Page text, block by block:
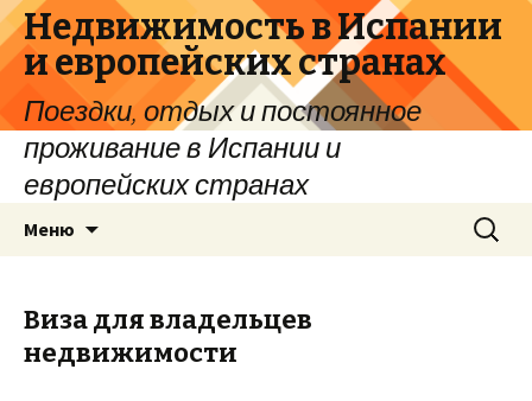
Недвижимость в Испании
и европейских странах
Поездки, отдых и постоянное
проживание в Испании и
европейских странах
Меню Найти:
Виза для владельцев
недвижимости